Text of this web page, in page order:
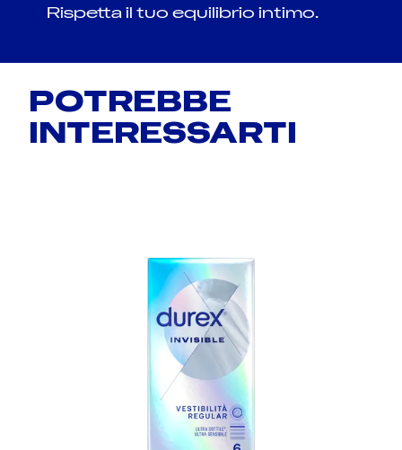
Rispetta il tuo equilibrio intimo.
POTREBBE
INTERESSARTI